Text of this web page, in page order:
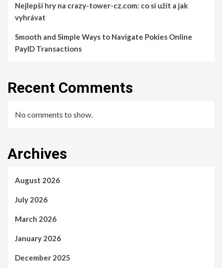
Nejlepší hry na crazy-tower-cz.com: co si užít a jak
vyhrávat
Smooth and Simple Ways to Navigate Pokies Online
PayID Transactions
Recent Comments
No comments to show.
Archives
August 2026
July 2026
March 2026
January 2026
December 2025